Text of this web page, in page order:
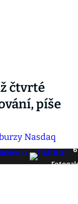
čtvrté
píše
6